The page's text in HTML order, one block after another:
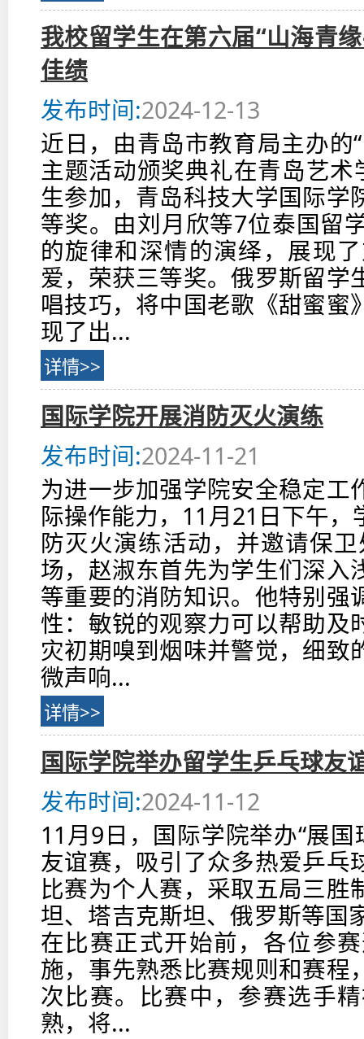
我校留学生在第六届“山海青
佳绩
发布时间:2024-12-13
近日，由青岛市教育局主办
主题活动颁奖典礼在青岛艺
生参加，青岛科技大学国际学
等奖。由刘月欣等7位泰国留
的旋律和深情的演绎，展现
爱，荣获三等奖。俄罗斯留
唱技巧，将中国老歌《甜蜜
现了出...
详情>>
国际学院开展消防灭火演练
发布时间:2024-11-21
为进一步加强学院安全稳定
际操作能力，11月21日下午
防灭火演练活动，并邀请保
场，赵淑东首先为学生们深入
等重要的消防知识。他特别强
性：敏锐的观察力可以帮助及
灾初期嗅到烟味并警觉，细
微声响...
详情>>
国际学院举办留学生乒乓球友
发布时间:2024-11-12
11月9日，国际学院举办“展
友谊赛，吸引了众多热爱乒乓
比赛为个人赛，采取五局三
坦、塔吉克斯坦、俄罗斯等国
在比赛正式开始前，各位参
施，事先熟悉比赛规则和赛程
次比赛。比赛中，参赛选手
熟，将...